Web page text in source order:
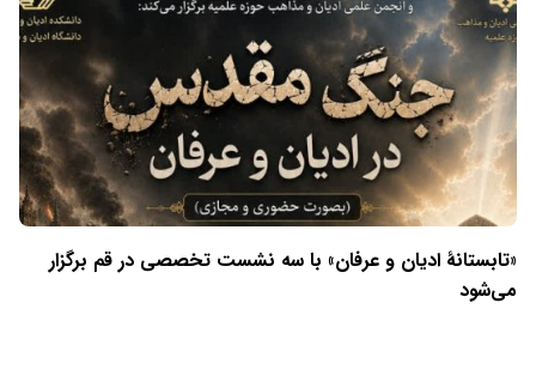
«تابستانهٔ ادیان و عرفان» با سه نشست تخصصی در قم برگزار
می‌شود